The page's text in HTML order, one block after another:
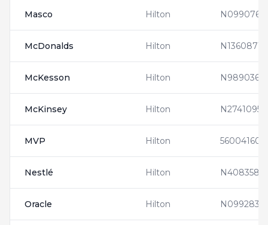
Masco Hilton N0990761
McDonalds Hilton N1360871
McKesson Hilton N9890367
McKinsey Hilton N2741095
MVP Hilton 560041604
Nestlé Hilton N4083580
Oracle Hilton N0992835